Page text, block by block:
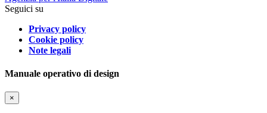
Seguici su
Privacy policy
Cookie policy
Note legali
Manuale operativo di design
×